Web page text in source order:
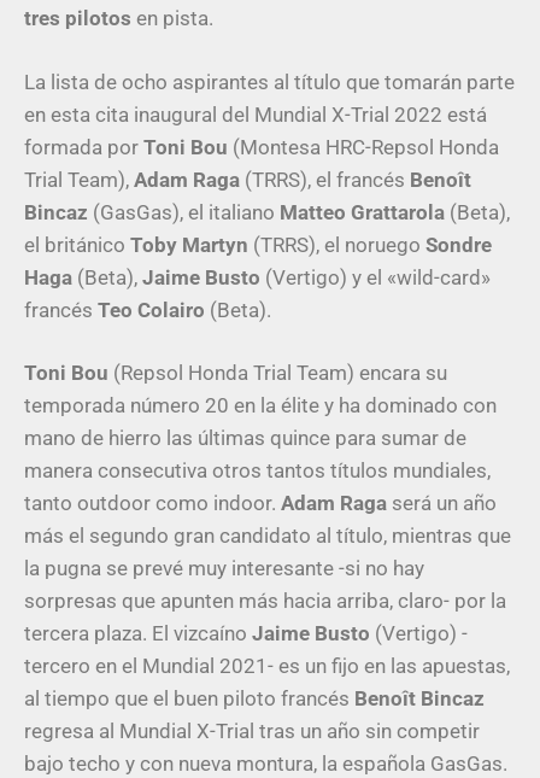
tres pilotos en pista.
La lista de ocho aspirantes al título que tomarán parte
en esta cita inaugural del Mundial X-Trial 2022 está
formada por Toni Bou (Montesa HRC-Repsol Honda
Trial Team), Adam Raga (TRRS), el francés Benoît
Bincaz (GasGas), el italiano Matteo Grattarola (Beta),
el británico Toby Martyn (TRRS), el noruego Sondre
Haga (Beta), Jaime Busto (Vertigo) y el «wild-card»
francés Teo Colairo (Beta).
Toni Bou (Repsol Honda Trial Team) encara su
temporada número 20 en la élite y ha dominado con
mano de hierro las últimas quince para sumar de
manera consecutiva otros tantos títulos mundiales,
tanto outdoor como indoor. Adam Raga será un año
más el segundo gran candidato al título, mientras que
la pugna se prevé muy interesante -si no hay
sorpresas que apunten más hacia arriba, claro- por la
tercera plaza. El vizcaíno Jaime Busto (Vertigo) -
tercero en el Mundial 2021- es un fijo en las apuestas,
al tiempo que e l buen piloto francés Benoît Bincaz
regresa al Mundial X-Trial tras un año sin competir
bajo techo y con nueva montura, la española GasGas.